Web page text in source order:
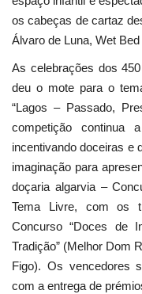
Ambiente
os cabeças de cartaz
Álvaro de Luna, Wet
As celebrações dos
deu o mote para o
“Lagos – Passado,
competição continua
incentivando doceiras e
imaginação para
doçaria algarvia –
Tema Livre, com os
Concurso “Doces de
Tradição” (Melhor Dom
Figo). Os vencedores
com a entrega de